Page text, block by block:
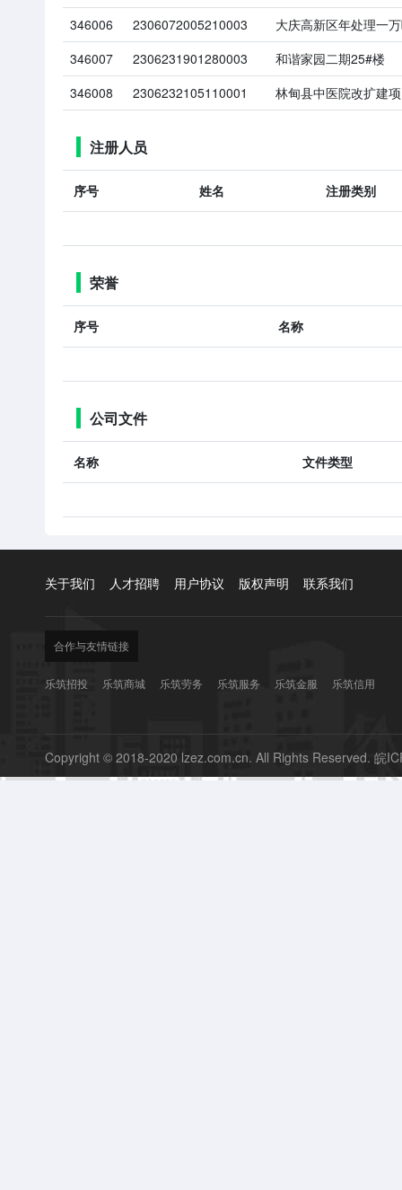
346006
2306072005210003
大庆高新区年处理一
346007
2306231901280003
和谐家园二期25#楼
346008
2306232105110001 林甸县中医院改扩建
注册人员
序号 姓名 注册类别
荣誉
序号 名称
公司文件
名称 文件类型
关于我们 人才招聘 用户协议 版权声明 联系我们
合作与友情链接
乐筑招投 乐筑商城 乐筑劳务 乐筑服务 乐筑金服 乐筑信用
Copyright © 2018-2020 lzez.com.cn. All Rights Reserved. 皖